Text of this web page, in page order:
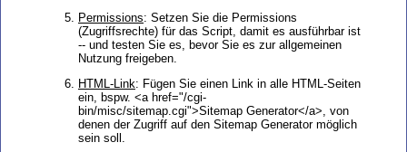
Permissions: Setzen Sie die Permissions
(Zugriffsrechte) für das Script, damit es ausführbar ist
-- und testen Sie es, bevor Sie es zur allgemeinen
Nutzung freigeben.
HTML-Link: Fügen Sie einen Link in alle HTML-Seiten
ein, bspw. <a href="/cgi-
bin/misc/sitemap.cgi">Sitemap Generator</a>, von
denen der Zugriff auf den Sitemap Generator möglich
sein soll.